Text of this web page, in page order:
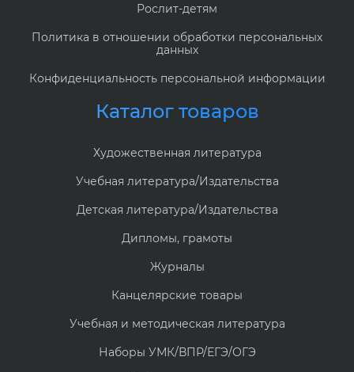
Рослит-детям
Политика в отношении обработки персональных
данных
Конфиденциальность персональной информации
Каталог товаров
Художественная литература
Учебная литература/Издательства
Детская литература/Издательства
Дипломы, грамоты
Журналы
Канцелярские товары
Учебная и методическая литература
Наборы УМК/ВПР/ЕГЭ/ОГЭ